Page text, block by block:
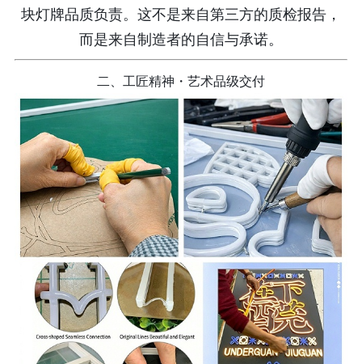
块灯牌品质负责。这不是来自第三方的质检报告，
而是来自制造者的自信与承诺。
二、工匠精神・艺术品级交付